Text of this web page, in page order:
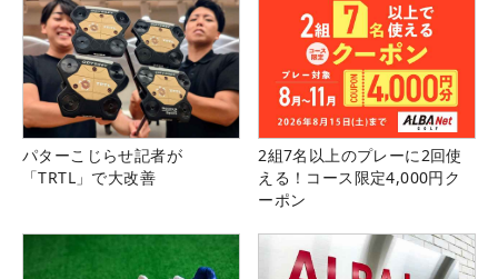
パターこじらせ記者が
「TRTL」で大改善
2組7名以上のプレーに2回使
える！コース限定4,000円ク
ーポン